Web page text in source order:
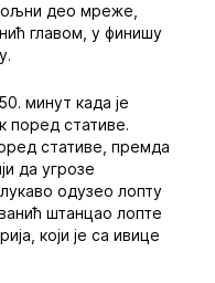
део мреже,
главом, у финишу
минут када је
поред стативе.
стативе, премда
да угрозе
одузео лопту
штанцао лопте
који је са ивице